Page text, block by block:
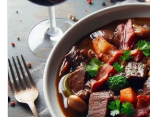
Ouvrir le média 0 en mode modal